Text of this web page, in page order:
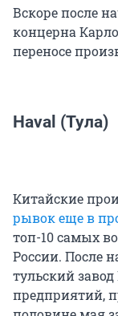
Вскоре после
концерна
переносе
Haval (Тула)
Китайские
рывок еще в
топ-10 самых
России. После
тульский
предприятий,